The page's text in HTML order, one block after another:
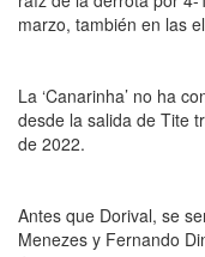
marzo, también en las
La ‘Canarinha’ no ha
desde la salida de Tite
de 2022.
Antes que Dorival, se
Menezes y Fernando